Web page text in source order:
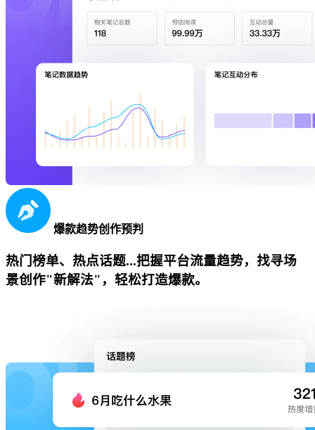
爆款趋势创作预判
热门榜单、热点话题...把握平台流量趋势，找寻场
景创作"新解法"，轻松打造爆款。